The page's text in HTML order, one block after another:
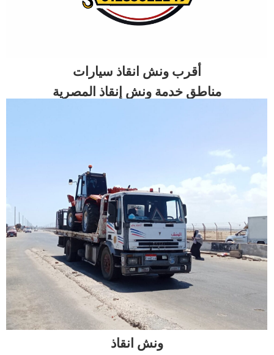
أقرب ونش انقاذ سيارات
مناطق خدمة ونش إنقاذ المصرية
ونش انقاذ